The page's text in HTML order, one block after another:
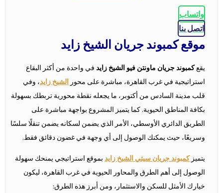
واتساب
اتصل بنا
موقع كمبوند جريان الشيخ زايد
يقعكمبوند جريان ماونتن فيو الشيخ زايدفي واحدة من أكثر البقاع
استراتيجية في غرب القاهرة، مباشرة على محورالشيخ زايد، وفي
قلب مدينة السادس من أكتوبر، ما يجعله نقطة محورية تربطك بسهولة
بكافة المناطق الحيوية. كما يتميز المشروع بواجهة مباشرة على
الطريق الدائري الأوسطي، الأمر الذي يضمن لسكانه يضمن تنقلًا سلسًا
وسريعًا، حيث يمكنك الوصول إلى أي وجهة في غضون دقائق فقط.
يتميزكمبوند جريان سيتي الشيخ زايدبموقع استراتيجي يمنحك سهولة
الوصول إلى أهم الطرق والمحاور الحيوية في غرب القاهرة، ليكون
خيارك الأمثل للسكن والاستثمار، ومن أبرز هذه الطرق: